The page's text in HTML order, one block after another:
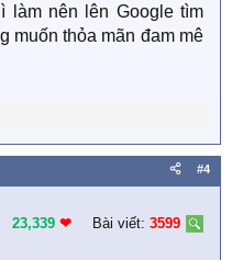
làm nên lên Google tìm
muốn thỏa mãn đam mê
#4
23,339 ❤︎ Bài viết: 3599